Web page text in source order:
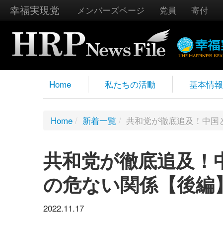
幸福実現党 メンバーズページ 党員 寄付
Home 私たちの活動 基本情報
Home / 新着一覧 / 共和党が徹底追及！中国
共和党が徹底追及
の危ない関係【後編】
2022.11.17